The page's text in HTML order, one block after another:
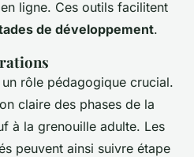
ligne. Ces outils facilitent
de développement.
un rôle pédagogique crucial.
claire des phases de la
à la grenouille adulte. Les
peuvent ainsi suivre étape